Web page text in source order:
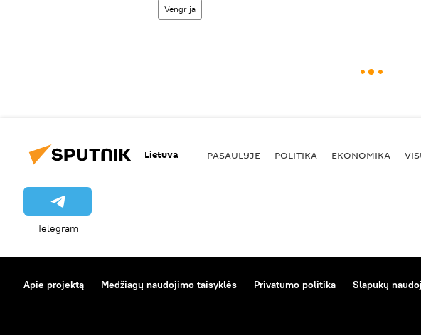
Vengrija
Lietuva PASAULYJE POLITIKA EKONOMIKA
Telegram
Apie projektą Medžiagų naudojimo taisyklės Privatumo politika Slapukų